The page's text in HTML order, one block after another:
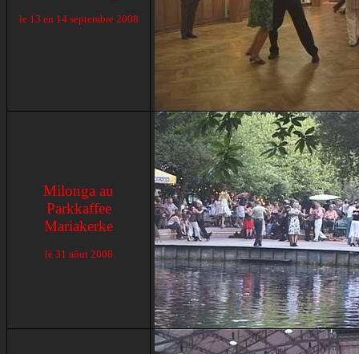
le 13 en 14 septembre 2008
Milonga au
Parkkaffee
Mariakerke
le 31 aôut 2008